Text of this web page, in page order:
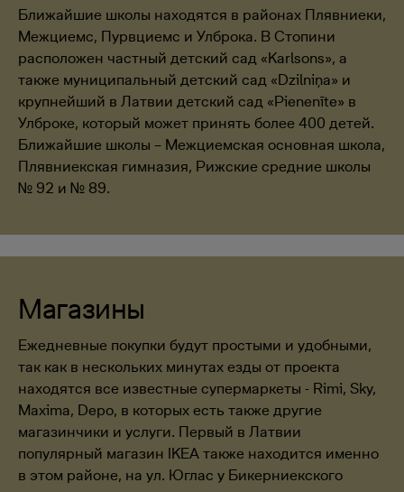
Ближайшие школы находятся в районах Плявниеки,
Межциемс, Пурвциемс и Улброка. В Стопини
расположен частный детский сад «Karlsons», а
также муниципальный детский сад «Dzilniņa» и
крупнейший в Латвии детский сад «Pienenīte» в
Улброке, который может принять более 400 детей.
Ближайшие школы – Межциемская основная школа,
Плявниекская гимназия, Рижские средние школы
№ 92 и № 89.
Магазины
Ежедневные покупки будут простыми и удобными,
так как в нескольких минутах езды от проекта
находятся все известные супермаркеты - Rimi, Sky,
Maxima, Depo, в которых есть также другие
магазинчики и услуги. Первый в Латвии
популярный магазин IKEA также находится именно
в этом районе, на ул. Юглас у Бикерниекского